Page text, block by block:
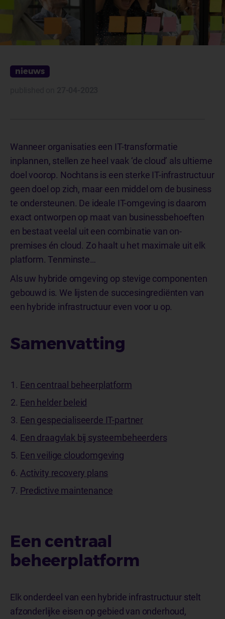
nieuws
Wanneer organisaties een IT-transformatie
inplannen, stellen ze heel vaak ‘de cloud’ als ultieme
doel voorop. Nochtans is een sterke IT-infrastructuur
geen doel op zich, maar een middel om de business
te ondersteunen. De ideale IT-omgeving is daarom
exact ontworpen op maat van businessbehoeften
en bestaat veelal uit een combinatie van on-
premises én cloud. Zo haalt u het maximale uit elk
platform. Tenminste…
Als uw hybride omgeving op stevige componenten
gebouwd is. We lijsten de succesingrediënten van
een hybride infrastructuur even voor u op.
Samenvatting
Een centraal beheerplatform
Een helder beleid
Een gespecialiseerde IT-partner
Een draagvlak bij systeembeheerders
Een veilige cloudomgeving
Activity recovery plans
Predictive maintenance
Een centraal
beheerplatform
Elk onderdeel van een hybride infrastructuur stelt
afzonderlijke eisen op gebied van onderhoud,